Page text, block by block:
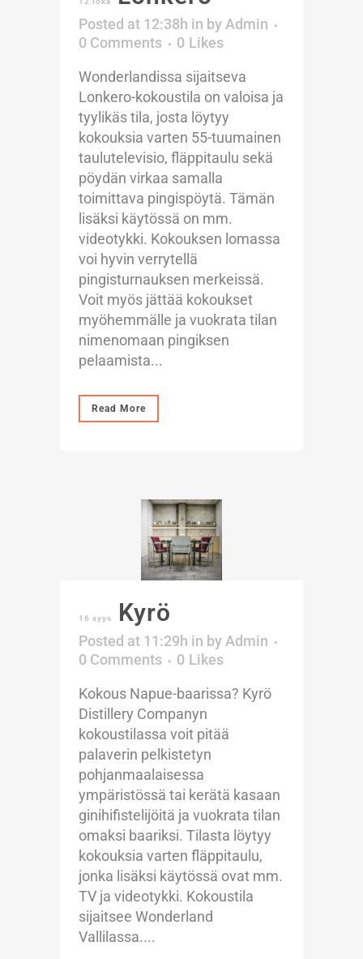
Posted at 12:38h in by Admin
0 Comments
0 Likes
Wonderlandissa sijaitseva
Lonkero-kokoustila on valoisa ja
tyylikäs tila, josta löytyy
kokouksia varten 55-tuumainen
taulutelevisio, fläppitaulu sekä
pöydän virkaa samalla
toimittava pingispöytä. Tämän
lisäksi käytössä on mm.
videotykki. Kokouksen lomassa
voi hyvin verrytellä
pingisturnauksen merkeissä.
Voit myös jättää kokoukset
myöhemmälle ja vuokrata tilan
nimenomaan pingiksen
pelaamista...
Read More
16 syys Kyrö
Posted at 11:29h in by Admin
0 Comments
0 Likes
Kokous Napue-baarissa? Kyrö
Distillery Companyn
kokoustilassa voit pitää
palaverin pelkistetyn
pohjanmaalaisessa
ympäristössä tai kerätä kasaan
ginihifistelijöitä ja vuokrata tilan
omaksi baariksi. Tilasta löytyy
kokouksia varten fläppitaulu,
jonka lisäksi käytössä ovat mm.
TV ja videotykki. Kokoustila
sijaitsee Wonderland
Vallilassa....